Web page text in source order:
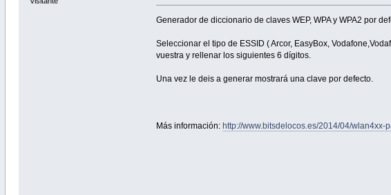
Generador de diccionario de claves WEP, WPA y WPA2 por
Seleccionar el tipo de ESSID ( Arcor, EasyBox,
vuestra y rellenar los siguientes 6 dígitos.
Una vez le deis a generar mostrará una clave por defecto.
Más información:http://www.bitsdelocos.es/2014/04/wlan4xx-